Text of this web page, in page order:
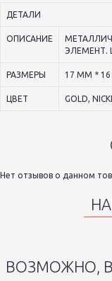
ДЕТАЛИ
ОПИСАНИЕ
ЭЛЕМЕНТ.
РАЗМЕРЫ 17 ММ *
ЦВЕТ GOLD,
Нет отзывов о данном
ВОЗМОЖНО,